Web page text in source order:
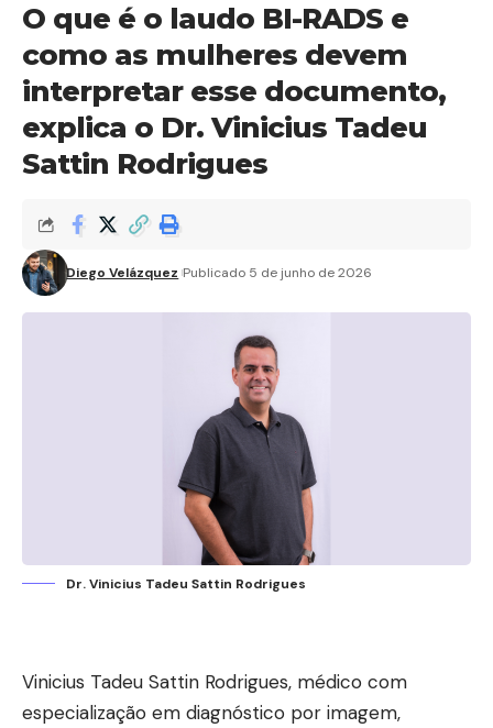
O que é o laudo BI-RADS e
como as mulheres devem
interpretar esse documento,
explica o Dr. Vinicius Tadeu
Sattin Rodrigues
Diego Velázquez Publicado 5 de junho de 2026
Dr. Vinicius Tadeu Sattin Rodrigues
Vinicius Tadeu Sattin Rodrigues, médico com
especialização em diagnóstico por imagem,